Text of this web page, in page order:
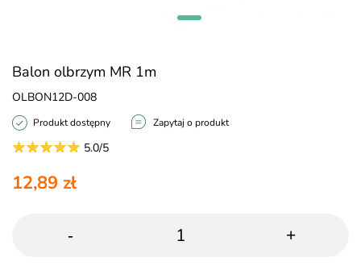
Balon olbrzym MR 1m
OLBON12D-008
Produkt dostępny Zapytaj o produkt
5.0/5
12,89 zł
- +